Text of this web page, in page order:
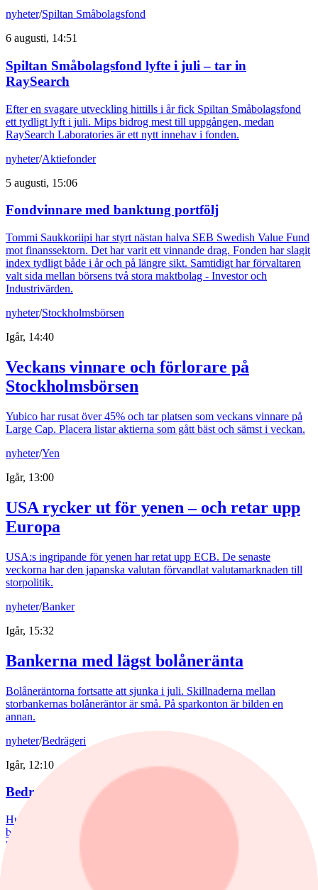
nyheter/Spiltan Småbolagsfond
6 augusti, 14:51
Spiltan Småbolagsfond lyfte i juli – tar in
RaySearch
Efter en svagare utveckling hittills i år fick Spiltan Småbolagsfond
ett tydligt lyft i juli. Mips bidrog mest till uppgången, medan
RaySearch Laboratories är ett nytt innehav i fonden.
nyheter/Aktiefonder
5 augusti, 15:06
Fondvinnare med banktung portfölj
Tommi Saukkoriipi har styrt nästan halva SEB Swedish Value Fund
mot finanssektorn. Det har varit ett vinnande drag. Fonden har slagit
index tydligt både i år och på längre sikt. Samtidigt har förvaltaren
valt sida mellan börsens två stora maktbolag - Investor och
Industrivärden.
nyheter/Stockholmsbörsen
Igår, 14:40
Veckans vinnare och förlorare på
Stockholmsbörsen
Yubico har rusat över 45% och tar platsen som veckans vinnare på
Large Cap. Placera listar aktierna som gått bäst och sämst i veckan.
nyheter/Yen
Igår, 13:00
USA rycker ut för yenen – och retar upp
Europa
USA:s ingripande för yenen har retat upp ECB. De senaste
veckorna har den japanska valutan förvandlat valutamarknaden till
storpolitik.
nyheter/Banker
Igår, 15:32
Bankerna med lägst bolåneränta
Bolåneräntorna fortsatte att sjunka i juli. Skillnaderna mellan
storbankernas bolåneräntor är små. På sparkonton är bilden en
annan.
nyheter/Bedrägeri
Igår, 12:10
Bedragare utnyttjar kryptokaos
Hundratals kryptobörser blev olagliga i EU den 1 juli. Nu poserar
bedragare som myndigheter med förfalskade dokument för att lura
kunder på deras pengar.